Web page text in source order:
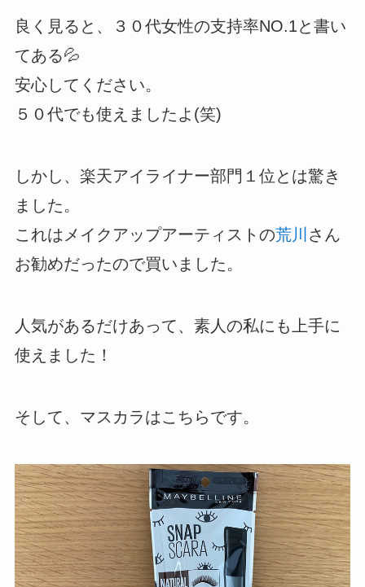
良く見ると、３０代女性の支持率NO.1と書い
てある💦
安心してください。
５０代でも使えましたよ(笑)
しかし、楽天アイライナー部門１位とは驚き
ました。
これはメイクアップアーティストの荒川 さん
お勧めだったので買いました。
人気があるだけあって、素人の私にも上手に
使えました！
そして、マスカラはこちらです。